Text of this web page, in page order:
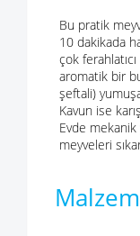
Bu pratik
10 dakikada
çok
aromatik bir
şeftali)
Kavun ise
Evde mekanik
meyveleri